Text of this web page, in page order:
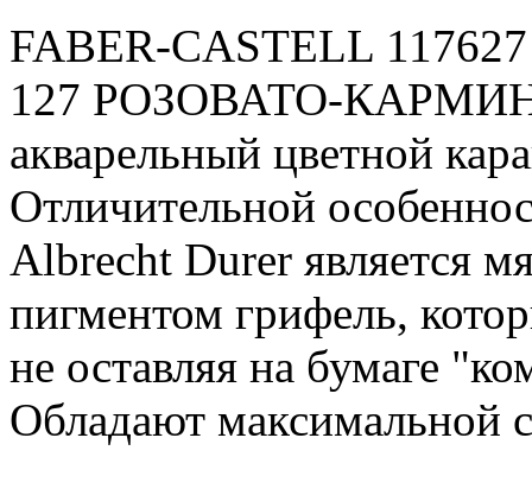
FABER-CASTELL
127 РОЗОВАТО-
акварельный цветной
Отличительной
Albrecht Durer является
пигментом грифель,
не оставляя на бумаге
Обладают максимальной